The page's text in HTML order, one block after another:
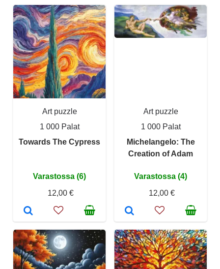
Art puzzle
1 000 Palat
Towards The Cypress
Varastossa (6)
12,00 €
Art puzzle
1 000 Palat
Michelangelo: The
Creation of Adam
Varastossa (4)
12,00 €